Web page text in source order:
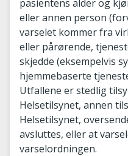
pasientens alder og
eller annen person
varselet kommer fra
eller pårørende,
skjedde (eksempelvis
hjemmebaserte
Utfallene er stedlig
Helsetilsynet, annen
Helsetilsynet,
avsluttes, eller at
varselordningen.